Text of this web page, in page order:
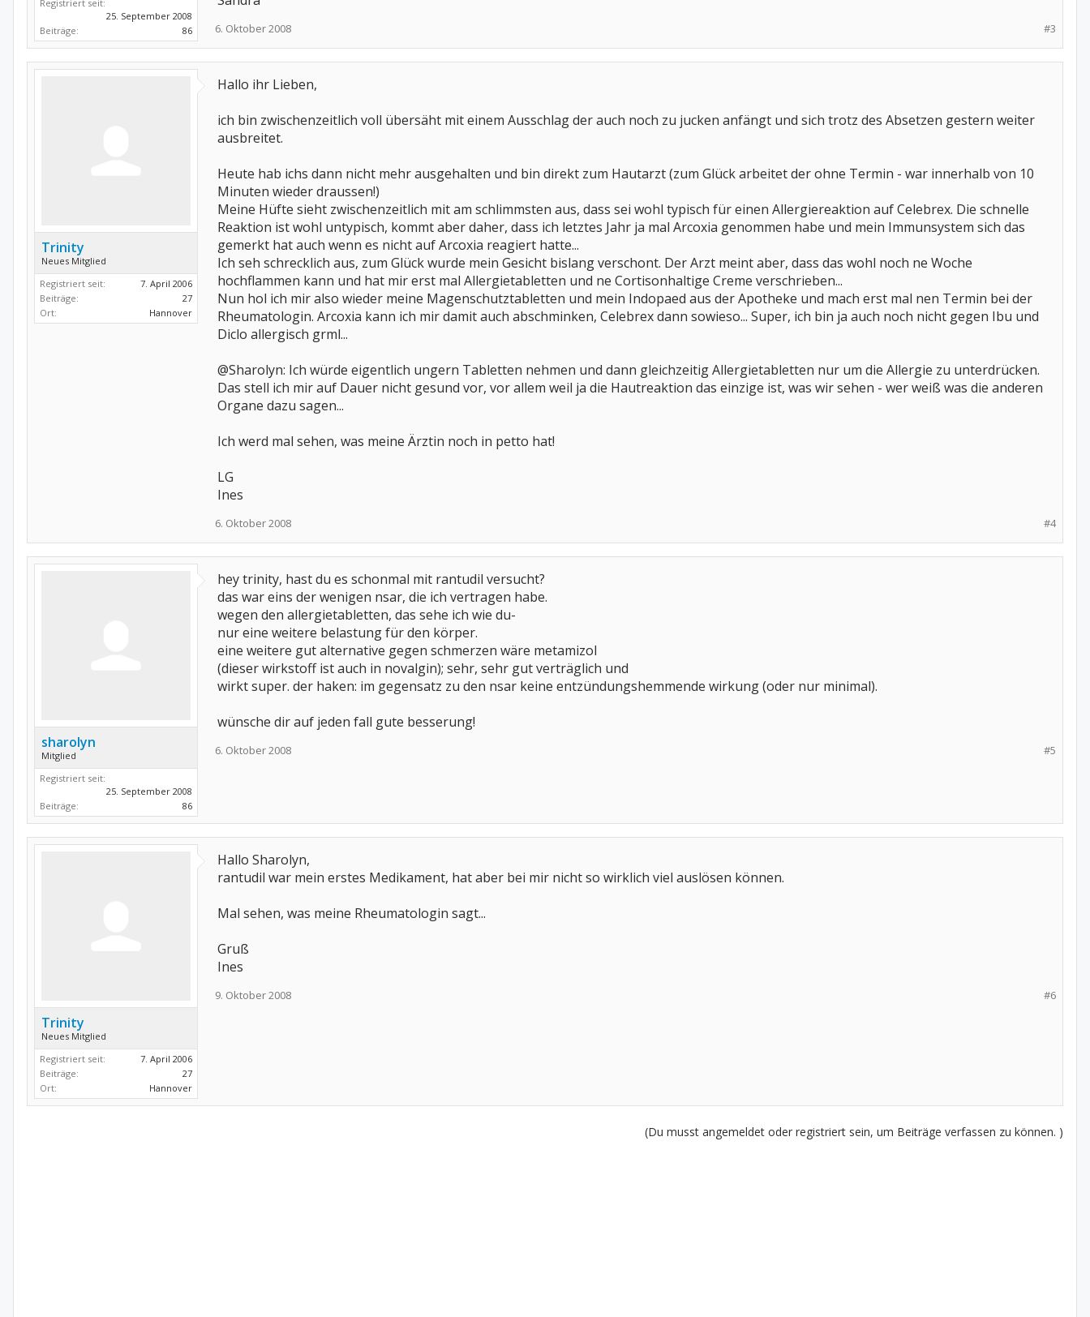
Registriert seit:
25. September 2008
Beiträge:
86 #3
6. Oktober 2008
Trinity
Neues Mitglied
Registriert seit:
7. April 2006
Beiträge:
27
Ort:
Hannover
Hallo ihr Lieben,
ich bin zwischenzeitlich voll übersäht mit einem Ausschlag der auch noch zu jucken anfängt und sich trotz des Absetzen gestern weiter
ausbreitet.
Heute hab ichs dann nicht mehr ausgehalten und bin direkt zum Hautarzt (zum Glück arbeitet der ohne Termin - war innerhalb von 10
Minuten wieder draussen!)
Meine Hüfte sieht zwischenzeitlich mit am schlimmsten aus, dass sei wohl typisch für einen Allergiereaktion auf Celebrex. Die schnelle
Reaktion ist wohl untypisch, kommt aber daher, dass ich letztes Jahr ja mal Arcoxia genommen habe und mein Immunsystem sich das
gemerkt hat auch wenn es nicht auf Arcoxia reagiert hatte...
Ich seh schrecklich aus, zum Glück wurde mein Gesicht bislang verschont. Der Arzt meint aber, dass das wohl noch ne Woche
hochflammen kann und hat mir erst mal Allergietabletten und ne Cortisonhaltige Creme verschrieben...
Nun hol ich mir also wieder meine Magenschutztabletten und mein Indopaed aus der Apotheke und mach erst mal nen Termin bei der
Rheumatologin. Arcoxia kann ich mir damit auch abschminken, Celebrex dann sowieso... Super, ich bin ja auch noch nicht gegen Ibu und
Diclo allergisch grml...
@Sharolyn: Ich würde eigentlich ungern Tabletten nehmen und dann gleichzeitig Allergietabletten nur um die Allergie zu unterdrücken.
Das stell ich mir auf Dauer nicht gesund vor, vor allem weil ja die Hautreaktion das einzige ist, was wir sehen - wer weiß was die anderen
Organe dazu sagen...
Ich werd mal sehen, was meine Ärztin noch in petto hat!
LG
Ines
#4
6. Oktober 2008
sharolyn
Mitglied
Registriert seit:
25. September 2008
Beiträge:
86
hey trinity, hast du es schonmal mit rantudil versucht?
das war eins der wenigen nsar, die ich vertragen habe.
wegen den allergietabletten, das sehe ich wie du-
nur eine weitere belastung für den körper.
eine weitere gut alternative gegen schmerzen wäre metamizol
(dieser wirkstoff ist auch in novalgin); sehr, sehr gut verträglich und
wirkt super. der haken: im gegensatz zu den nsar keine entzündungshemmende wirkung (oder nur minimal).
wünsche dir auf jeden fall gute besserung!
#5
6. Oktober 2008
Trinity
Neues Mitglied
Registriert seit:
7. April 2006
Beiträge:
27
Ort:
Hannover
Hallo Sharolyn,
rantudil war mein erstes Medikament, hat aber bei mir nicht so wirklich viel auslösen können.
Mal sehen, was meine Rheumatologin sagt...
Gruß
Ines
#6
9. Oktober 2008
(Du musst angemeldet oder registriert sein, um Beiträge verfassen zu können. )